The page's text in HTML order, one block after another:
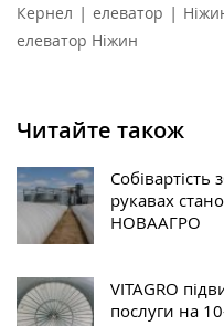
Кернел | елеватор |
елеватор Ніжин
Читайте також
рукавах
НОВААГРО
VITAGRO
послуги на